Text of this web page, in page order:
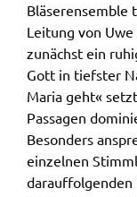
Bläserensemble
Leitung von
zunächst ein
Gott in tiefster
Maria geht«
Passagen
Besonders
einzelnen
darauffolgenden